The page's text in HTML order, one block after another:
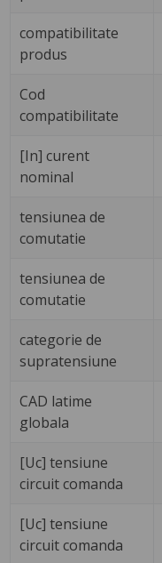
compatibilitate
produs
Cod
compatibilitate
[In] curent
nominal
tensiunea de
comutatie
tensiunea de
comutatie
categorie de
supratensiune
CAD latime
globala
[Uc] tensiune
circuit comanda
[Uc] tensiune
circuit comanda